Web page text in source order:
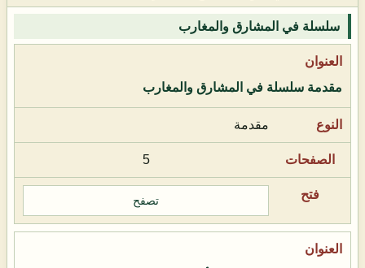
سلسلة في المشارق والمغارب
مقدمة سلسلة في المشارق والمغارب
مقدمة
5
تصفح